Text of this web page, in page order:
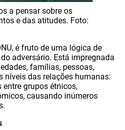
a pensar sobre os
e das atitudes. Foto:
é fruto de uma lógica de
adversário. Está impregnada
famílias, pessoas,
níveis das relações humanas:
grupos étnicos,
causando inúmeros